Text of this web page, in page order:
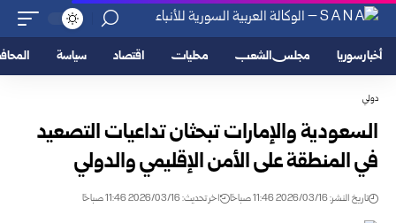
أخبار سوريا مجلس الشعب محليات اقتصاد سياسة
دولي
السعودية والإمارات تبحثان تداعيات التصعيد
في المنطقة على الأمن الإقليمي والدولي
تاريخ النشر: 2026/03/16 11:46 صباحًا اخر تحديث: 2026/03/16 11:46 صباحًا